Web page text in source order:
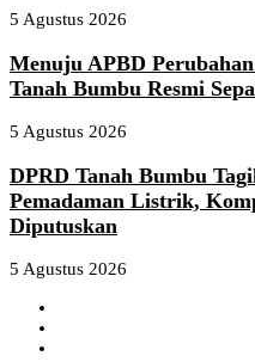
5 Agustus 2026
Menuju APBD
Tanah Bumbu Resmi
5 Agustus 2026
DPRD Tanah Bumbu
Pemadaman Listrik,
Diputuskan
5 Agustus 2026